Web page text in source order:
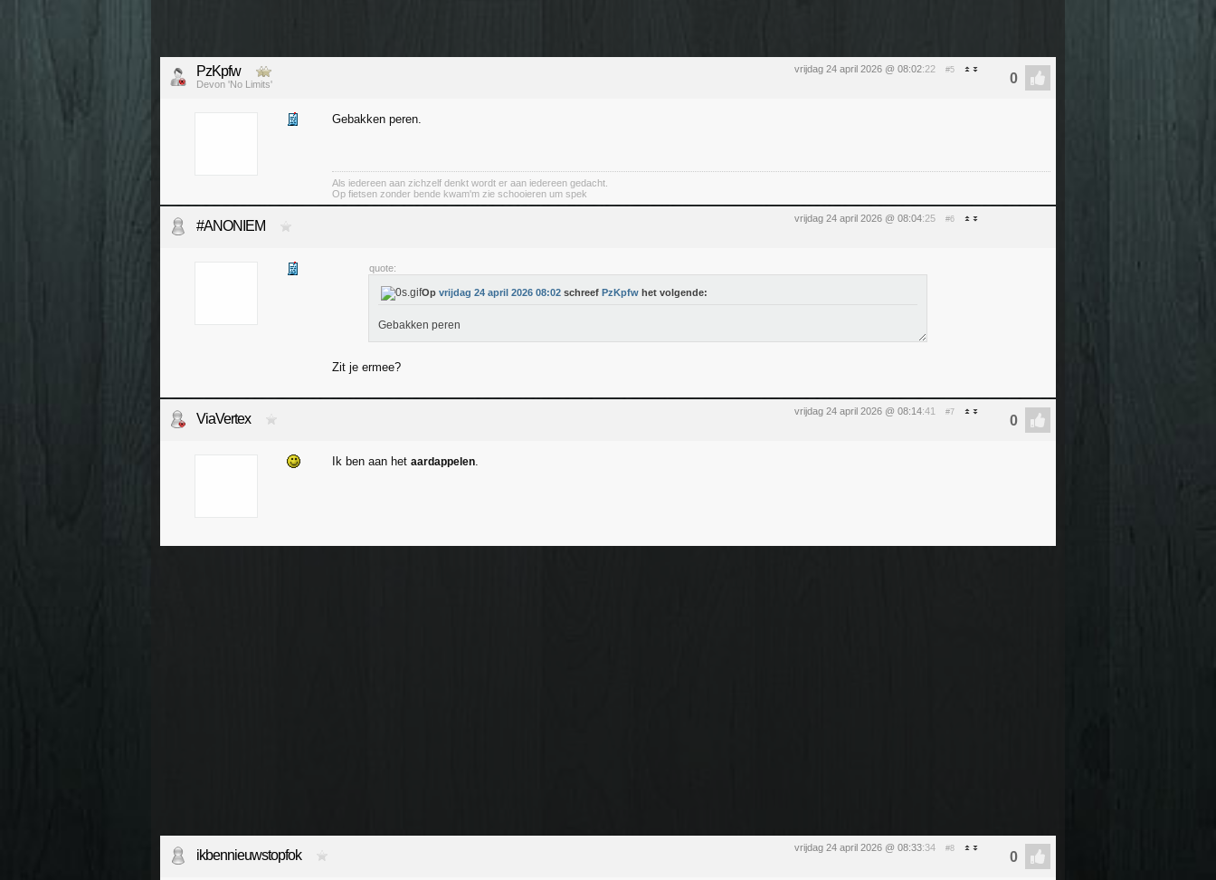
vrijdag 24 april 2026 @ 08:02:22 #5
PzKpfw
Devon 'No Limits'
Gebakken peren.
Als iedereen aan zichzelf denkt wordt er aan iedereen gedacht.
Op fietsen zonder bende kwam'm zie schooieren um spek
vrijdag 24 april 2026 @ 08:04:25 #6
#ANONIEM
quote:
Op vrijdag 24 april 2026 08:02 schreef PzKpfw het volgende:
Gebakken peren
Zit je ermee?
vrijdag 24 april 2026 @ 08:14:41 #7
ViaVertex
Ik ben aan het aardappelen.
vrijdag 24 april 2026 @ 08:33:34 #8
ikbennieuwstopfok